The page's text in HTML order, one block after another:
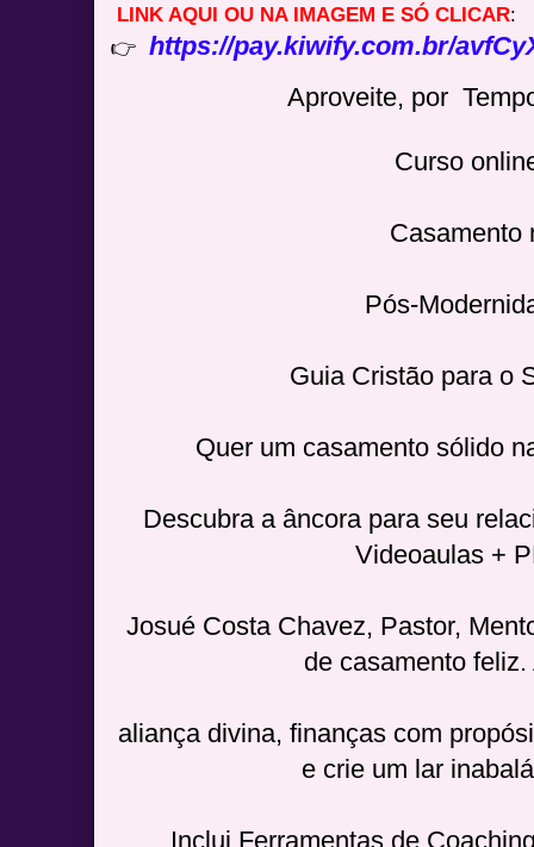
LINK AQUI OU NA IMAGEM E SÓ CLICAR:
👉 https://pay.kiwify.com.br/
Aproveite, por
Curso
Casamento
Pós-
Guia Cristão para o
Quer um casamento sólido
Descubra a âncora para seu
Videoaulas +
Josué Costa Chavez, Pastor,
de casamento feliz.
aliança divina, finanças com
e crie um lar
Inclui Ferramentas de